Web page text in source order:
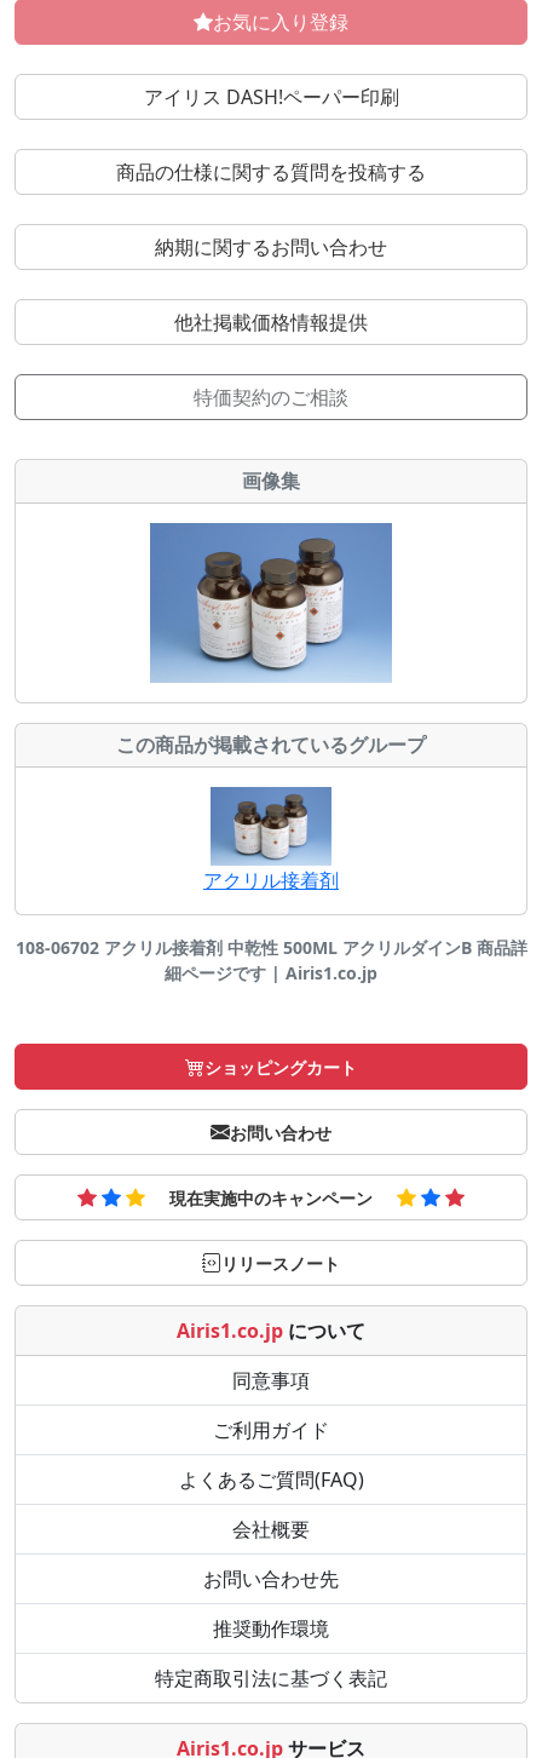
お気に入り登録
アイリス DASH!ペーパー印刷
商品の仕様に関する質問を投稿する
納期に関するお問い合わせ
他社掲載価格情報提供
特価契約のご相談
画像集
この商品が掲載されているグループ
アクリル接着剤
108-06702 アクリル接着剤 中乾性 500ML アクリルダインB 商品詳
細ページです | Airis1.co.jp
ショッピングカート
お問い合わせ
現在実施中のキャンペーン
リリースノート
Airis1.co.jp について
同意事項
ご利用ガイド
よくあるご質問(FAQ)
会社概要
お問い合わせ先
推奨動作環境
特定商取引法に基づく表記
Airis1.co.jpサービス